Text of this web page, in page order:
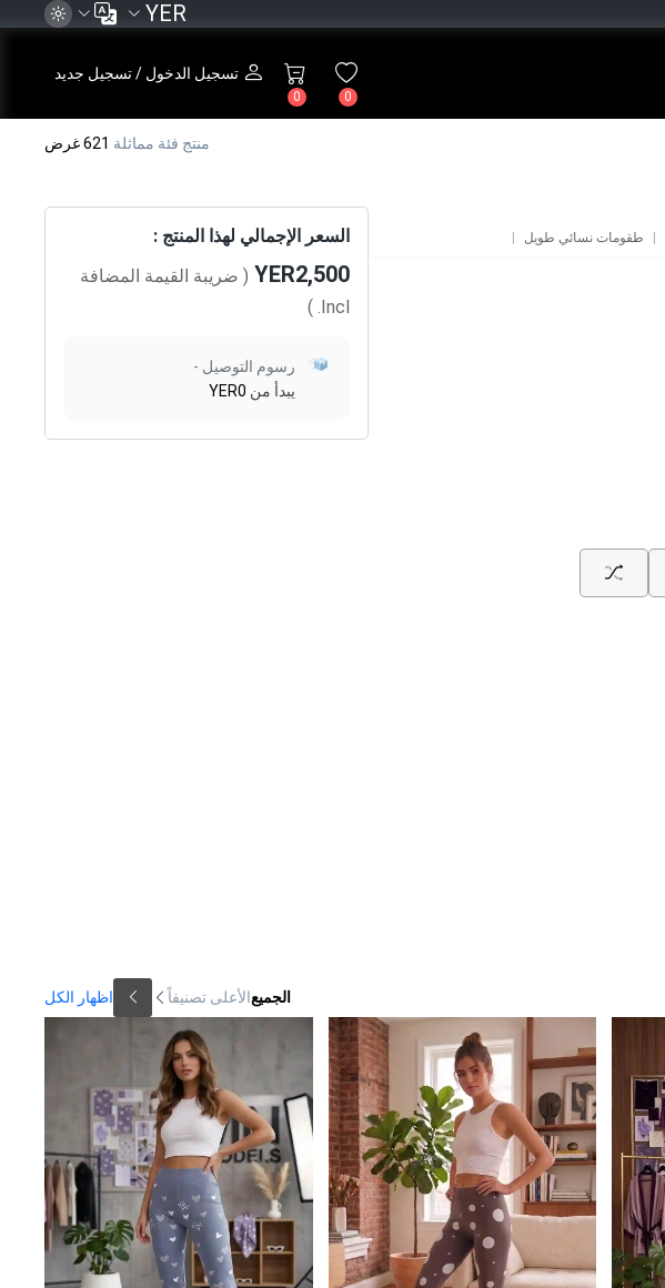
YER
0
0
تسجيل الدخول / تسجيل جديد
منتج فئة مماثلة 621 غرض
طقومات نسائي طويل السعر الإجمالي لهذا المنتج :
YER2,500 ( ضريبة القيمة المضافة
Incl.
)
رسوم التوصيل -
يبدأ من YER0
الجميعالأعلى تصنيفاً اظهار الكل